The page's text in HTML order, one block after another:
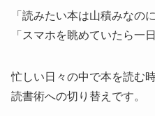
「読みたい本は山積みな
「スマホを眺めていたら一
忙しい日々の中で本を読む
読書術への切り替えです。